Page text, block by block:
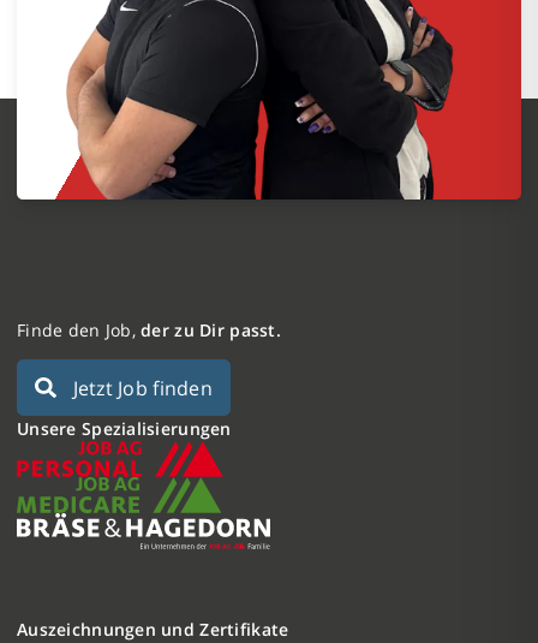
Finde den Job,der zu Dir passt.
Jetzt Job finden
Unsere Spezialisierungen
Auszeichnungen und Zertifikate